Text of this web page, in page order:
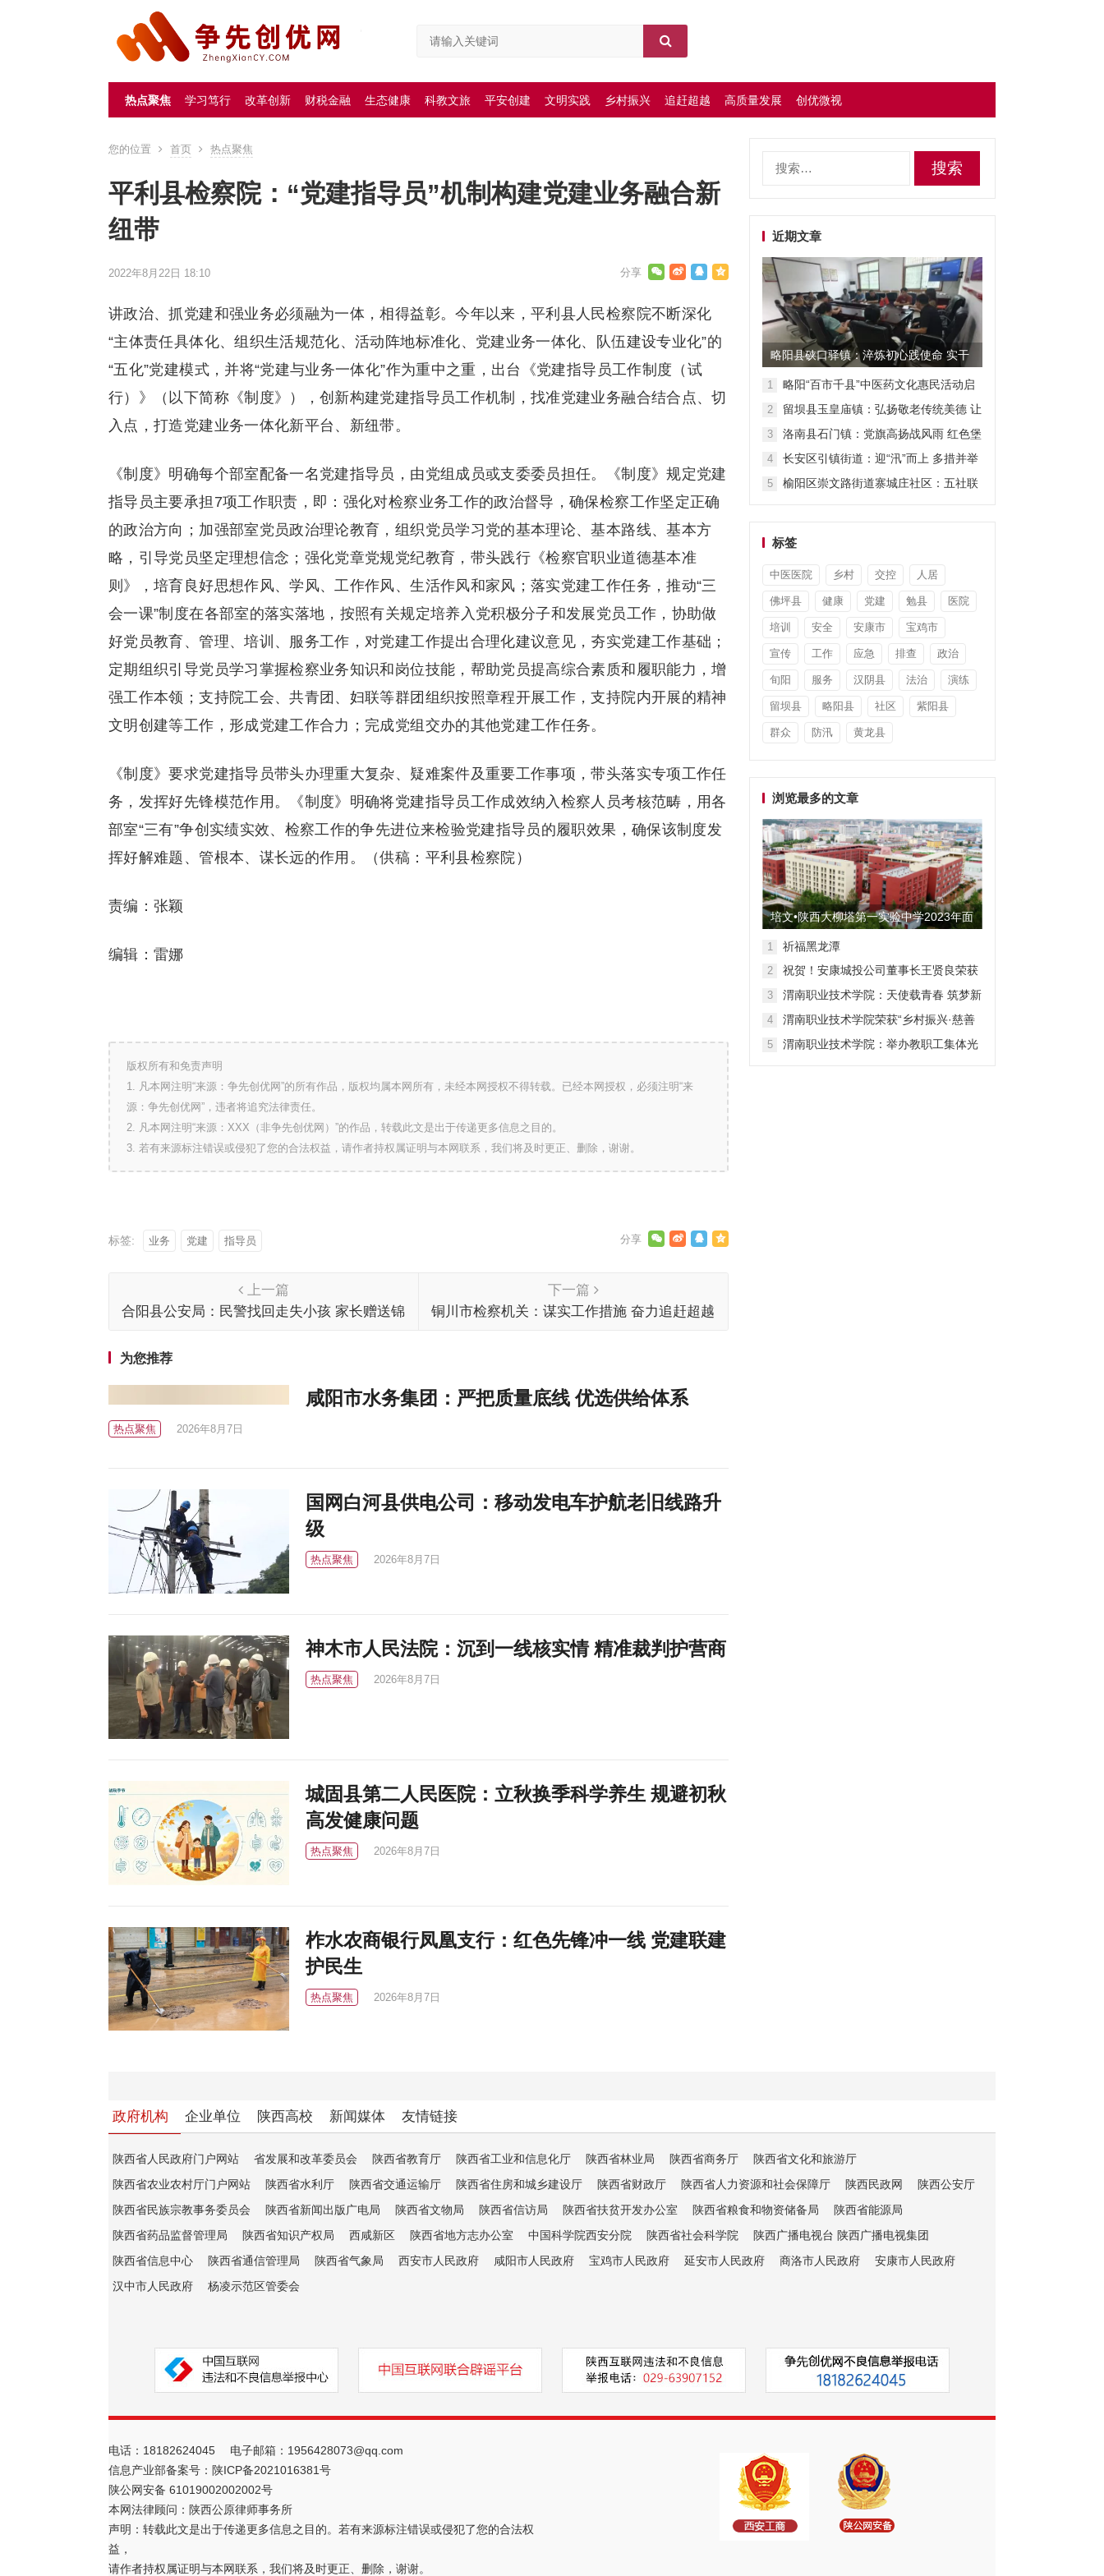
热点聚焦 学习笃行 改革创新 财税金融 生态健康 科教文旅 平安创建 文明实践 乡村振兴 追赶超越 高质量发展 创优微视
您的位置 首页 热点聚焦
平利县检察院：“党建指导员”机制构建党建业务融合新
纽带
2022年8月22日 18:10
讲政治、抓党建和强业务必须融为一体，相得益彰。今年以来，平利县人民检察院不断深化
“主体责任具体化、组织生活规范化、活动阵地标准化、党建业务一体化、队伍建设专业化”的
“五化”党建模式，并将“党建与业务一体化”作为重中之重，出台《党建指导员工作制度（试
行）》（以下简称《制度》），创新构建党建指导员工作机制，找准党建业务融合结合点、切
入点，打造党建业务一体化新平台、新纽带。
《制度》明确每个部室配备一名党建指导员，由党组成员或支委委员担任。《制度》规定党建
指导员主要承担7项工作职责，即：强化对检察业务工作的政治督导，确保检察工作坚定正确
的政治方向；加强部室党员政治理论教育，组织党员学习党的基本理论、基本路线、基本方
略，引导党员坚定理想信念；强化党章党规党纪教育，带头践行《检察官职业道德基本准
则》，培育良好思想作风、学风、工作作风、生活作风和家风；落实党建工作任务，推动“三
会一课”制度在各部室的落实落地，按照有关规定培养入党积极分子和发展党员工作，协助做
好党员教育、管理、培训、服务工作，对党建工作提出合理化建议意见，夯实党建工作基础；
定期组织引导党员学习掌握检察业务知识和岗位技能，帮助党员提高综合素质和履职能力，增
强工作本领；支持院工会、共青团、妇联等群团组织按照章程开展工作，支持院内开展的精神
文明创建等工作，形成党建工作合力；完成党组交办的其他党建工作任务。
《制度》要求党建指导员带头办理重大复杂、疑难案件及重要工作事项，带头落实专项工作任
务，发挥好先锋模范作用。《制度》明确将党建指导员工作成效纳入检察人员考核范畴，用各
部室“三有”争创实绩实效、检察工作的争先进位来检验党建指导员的履职效果，确保该制度发
挥好解难题、管根本、谋长远的作用。（供稿：平利县检察院）
责编：张颖
编辑：雷娜
版权所有和免责声明
1. 凡本网注明“来源：争先创优网”的所有作品，版权均属本网所有，未经本网授权不得转载。已经本网授权，必须注明“来
源：争先创优网”，违者将追究法律责任。
2. 凡本网注明“来源：XXX（非争先创优网）”的作品，转载此文是出于传递更多信息之目的。
3. 若有来源标注错误或侵犯了您的合法权益，请作者持权属证明与本网联系，我们将及时更正、删除，谢谢。
标签: 业务 党建 指导员
上一篇
合阳县公安局：民警找回走失小孩 家长赠送锦
下一篇
铜川市检察机关：谋实工作措施 奋力追赶超越
为您推荐
咸阳市水务集团：严把质量底线 优选供给体系
热点聚焦 2026年8月7日
国网白河县供电公司：移动发电车护航老旧线路升
级
热点聚焦 2026年8月7日
神木市人民法院：沉到一线核实情 精准裁判护营商
热点聚焦 2026年8月7日
城固县第二人民医院：立秋换季科学养生 规避初秋
高发健康问题
热点聚焦 2026年8月7日
柞水农商银行凤凰支行：红色先锋冲一线 党建联建
护民生
热点聚焦 2026年8月7日
近期文章
略阳县硖口驿镇：淬炼初心践使命 实干
担当显作为
1
略阳“百市千县”中医药文化惠民活动启
2
留坝县玉皇庙镇：弘扬敬老传统美德 让
3
洛南县石门镇：党旗高扬战风雨 红色堡
4
长安区引镇街道：迎“汛”而上 多措并举
5
榆阳区崇文路街道寨城庄社区：五社联
标签
中医医院 乡村 交控 人居
佛坪县 健康 党建 勉县 医院
培训 安全 安康市 宝鸡市
宣传 工作 应急 排查 政治
旬阳 服务 汉阴县 法治 演练
留坝县 略阳县 社区 紫阳县
群众 防汛 黄龙县
浏览最多的文章
培文•陕西大柳塔第一实验中学2023年面
向全国招聘教师启事
1 祈福黑龙潭
2
祝贺！安康城投公司董事长王贤良荣获
3
渭南职业技术学院：天使载青春 筑梦新
4
渭南职业技术学院荣获“乡村振兴·慈善
5
渭南职业技术学院：举办教职工集体光
政府机构 企业单位 陕西高校 新闻媒体 友情链接
陕西省人民政府门户网站 省发展和改革委员会 陕西省教育厅 陕西省工业和信息化厅 陕西省林业局 陕西省商务厅
陕西省文化和旅游厅
陕西省农业农村厅门户网站
陕西省水利厅 陕西省交通运输厅 陕西省住房和城乡建设厅 陕西省财政厅 陕西省人力资源和社会保障厅 陕西民政网
陕西公安厅
陕西省民族宗教事务委员会
陕西省新闻出版广电局 陕西省文物局 陕西省信访局 陕西省扶贫开发办公室 陕西省粮食和物资储备局
陕西省能源局
陕西省药品监督管理局
陕西省知识产权局 西咸新区 陕西省地方志办公室 中国科学院西安分院 陕西省社会科学院
陕西广播电视台 陕西广播电视集团
陕西省信息中心
陕西省通信管理局 陕西省气象局 西安市人民政府 咸阳市人民政府 宝鸡市人民政府 延安市人民政府 商洛市人民政府
安康市人民政府
汉中市人民政府
杨凌示范区管委会
电话：18182624045 电子邮箱：1956428073@qq.com
信息产业部备案号： 陕ICP备2021016381号
陕公网安备 61019002002002号
本网法律顾问：陕西公原律师事务所
声明：转载此文是出于传递更多信息之目的。若有来源标注错误或侵犯了您的合法权
益，
请作者持权属证明与本网联系，我们将及时更正、删除，谢谢。